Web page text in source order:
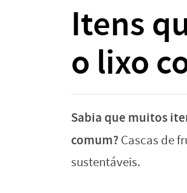
Itens
o lixo
Sabia que muitos
comum?Cascas de
sustentáveis.